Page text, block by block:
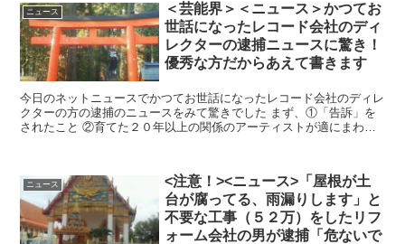
ニュース
＜芸能界＞＜ニュース＞かつてお
世話になったレコード会社のディ
レクターの逮捕ニュースに驚き！
優秀な方だからあえて書きます
今日のネットニュースでかつてお世話になったレコード会社のディレ
クターの方の逮捕のニュースをみて驚きでした まず、①「告訴」を
されたこと ②育てた２０年以上の関係のアーティストが適にまわっ
ニュース
<注意！><ニュース>「屋根が土
台が腐ってる、雨漏りします」と
不要な工事（５２万）をしたリフ
ォーム会社の男が逮捕「危ないで